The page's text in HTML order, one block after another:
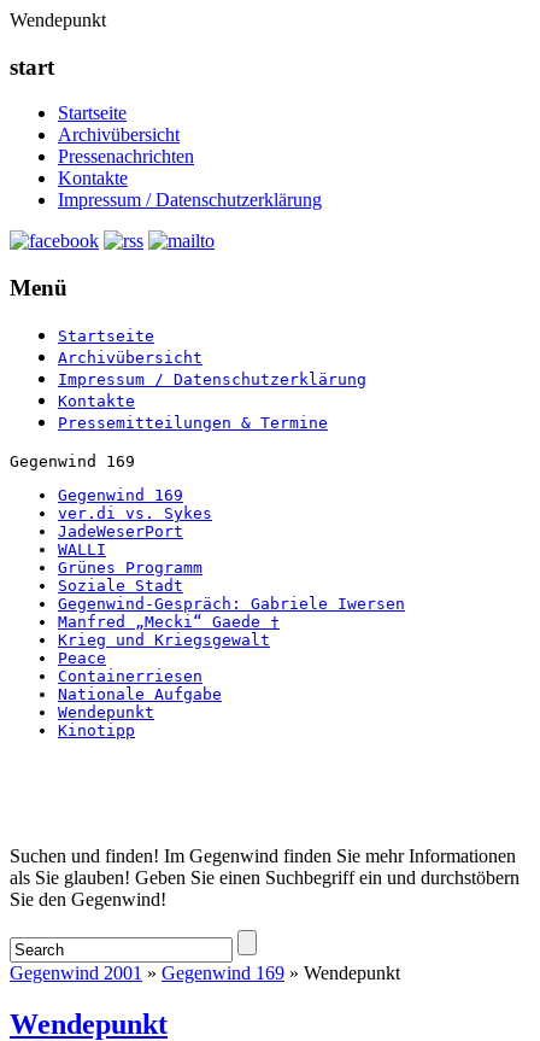
Wendepunkt
start
Startseite
Archivübersicht
Pressenachrichten
Kontakte
Impressum / Datenschutzerklärung
Menü
Startseite
Archivübersicht
Impressum / Datenschutzerklärung
Kontakte
Pressemitteilungen & Termine
Gegenwind 169
Gegenwind 169
ver.di vs. Sykes
JadeWeserPort
WALLI
Grünes Programm
Soziale Stadt
Gegenwind-Gespräch: Gabriele Iwersen
Manfred „Mecki“ Gaede †
Krieg und Kriegsgewalt
Peace
Containerriesen
Nationale Aufgabe
Wendepunkt
Kinotipp
Startseite
Suchen und finden! Im Gegenwind finden Sie mehr Informationen
als Sie glauben! Geben Sie einen Suchbegriff ein und durchstöbern
Sie den Gegenwind!
Gegenwind 2001 » Gegenwind 169 » Wendepunkt
Wendepunkt